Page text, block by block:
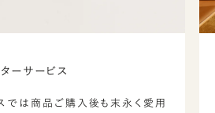
ーサービス
では商品ご購入後も末永く愛用